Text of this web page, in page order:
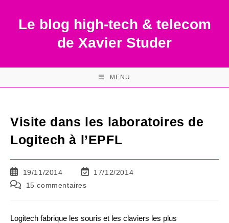
contentLe blog high-tech & telecom
de Xavier Studer
MENU
Visite dans les laboratoires de
Logitech à l’EPFL
Publication
publiée :
19/11/2014
Dernière
17/12/2014
Commentaires
15 commentaires
Logitech fabrique les souris et les claviers les plus